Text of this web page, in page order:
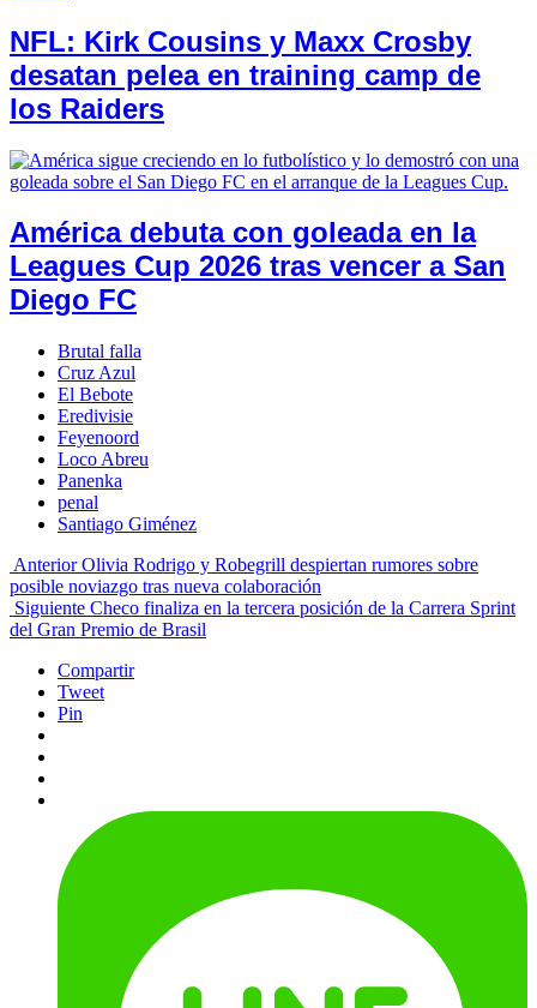
NFL: Kirk Cousins y Maxx Crosby
desatan pelea en training camp de
los Raiders
América debuta con goleada en la
Leagues Cup 2026 tras vencer a San
Diego FC
Brutal falla
Cruz Azul
El Bebote
Eredivisie
Feyenoord
Loco Abreu
Panenka
penal
Santiago Giménez
Anterior Olivia Rodrigo y Robegrill despiertan rumores sobre
posible noviazgo tras nueva colaboración
Siguiente Checo finaliza en la tercera posición de la Carrera Sprint
del Gran Premio de Brasil
Compartir
Tweet
Pin